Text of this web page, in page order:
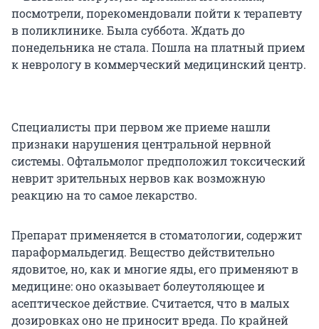
посмотрели, порекомендовали пойти к терапевту
в поликлинике. Была суббота. Ждать до
понедельника не стала. Пошла на платный прием
к неврологу в коммерческий медицинский центр.
Специалисты при первом же приеме нашли
признаки нарушения центральной нервной
системы. Офтальмолог предположил токсический
неврит зрительных нервов как возможную
реакцию на то самое лекарство.
Препарат применяется в стоматологии, содержит
параформальдегид. Вещество действительно
ядовитое, но, как и многие яды, его применяют в
медицине: оно оказывает болеутоляющее и
асептическое действие. Считается, что в малых
дозировках оно не приносит вреда. По крайней